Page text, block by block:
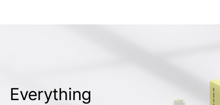
Everything